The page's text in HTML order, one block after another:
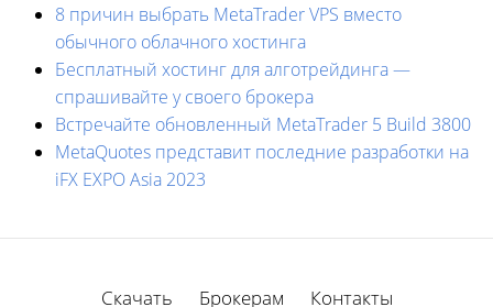
8 причин выбрать MetaTrader VPS вместо
обычного облачного хостинга
Бесплатный хостинг для алготрейдинга —
спрашивайте у своего брокера
Встречайте обновленный MetaTrader 5 Build 3800
MetaQuotes представит последние разработки на
iFX EXPO Asia 2023
Скачать Брокерам Контакты